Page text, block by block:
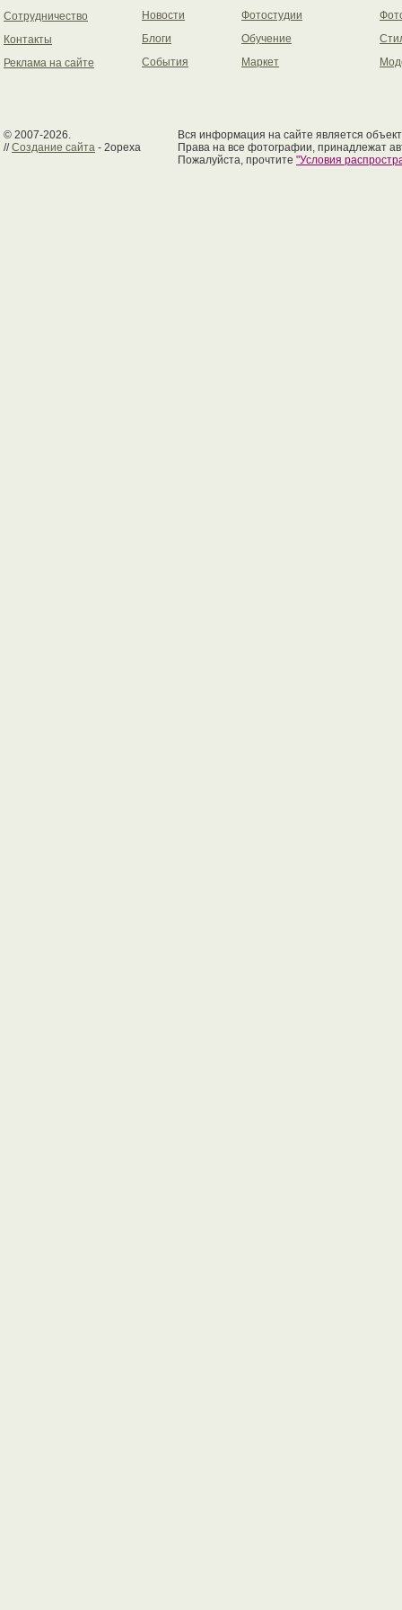
Сотрудничество
Контакты
Реклама на сайте
Новости
Блоги
События
Фотостудии
Обучение
Маркет
© 2007-2026.
//Создание сайта - 2opexa
Вся информация на сайте является
Права на все фотографии, принадлежат
Пожалуйста, прочтите "Условия